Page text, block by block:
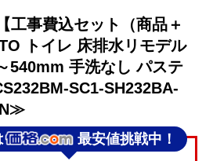
工事費込セット（商品＋
トイレ 床排水リモデル
540mm 手洗なし パステ
SC1-SH232BA-
N≫
最安値挑戦中！